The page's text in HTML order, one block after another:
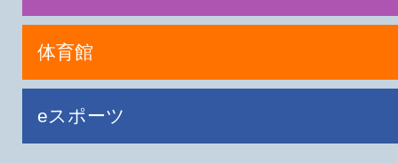
体育館
eスポーツ